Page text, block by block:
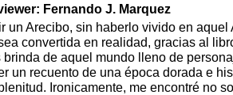
Fernando J. Marquez
un Arecibo, sin haberlo vivido en
convertida en realidad, gracias al
brinda de aquel mundo lleno de
un recuento de una época dorada e
Ironicamente, me encontré no